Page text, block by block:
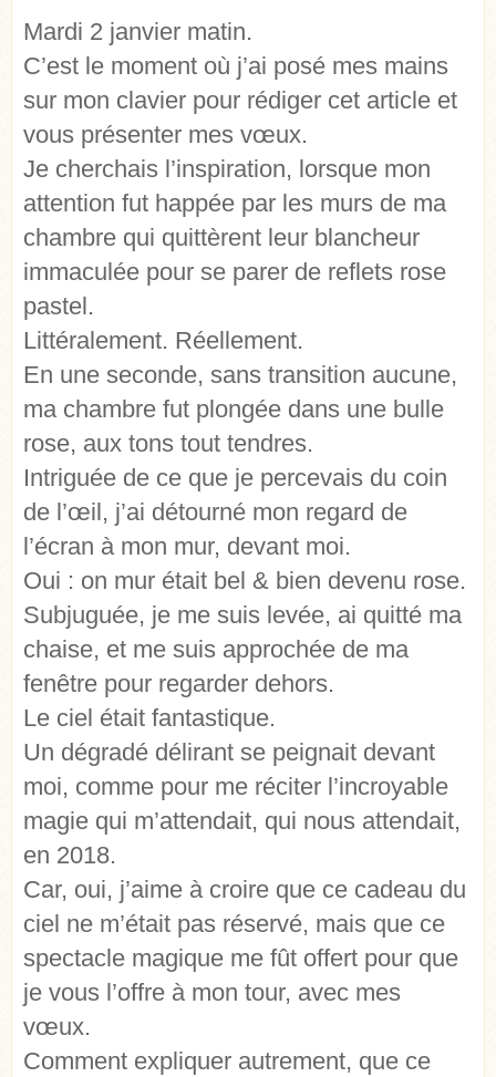
Mardi 2 janvier matin.
C’est le moment où j’ai posé mes mains
sur mon clavier pour rédiger cet article et
vous présenter mes vœux.
Je cherchais l’inspiration, lorsque mon
attention fut happée par les murs de ma
chambre qui quittèrent leur blancheur
immaculée pour se parer de reflets rose
pastel.
Littéralement. Réellement.
En une seconde, sans transition aucune,
ma chambre fut plongée dans une bulle
rose, aux tons tout tendres.
Intriguée de ce que je percevais du coin
de l’œil, j’ai détourné mon regard de
l’écran à mon mur, devant moi.
Oui : on mur était bel & bien devenu rose.
Subjuguée, je me suis levée, ai quitté ma
chaise, et me suis approchée de ma
fenêtre pour regarder dehors.
Le ciel était fantastique.
Un dégradé délirant se peignait devant
moi, comme pour me réciter l’incroyable
magie qui m’attendait, qui nous attendait,
en 2018.
Car, oui, j’aime à croire que ce cadeau du
ciel ne m’était pas réservé, mais que ce
spectacle magique me fût offert pour que
je vous l’offre à mon tour, avec mes
vœux.
Comment expliquer autrement, que ce